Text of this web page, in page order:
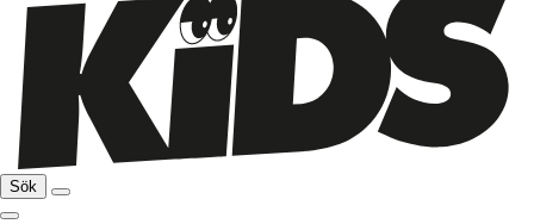
Sök